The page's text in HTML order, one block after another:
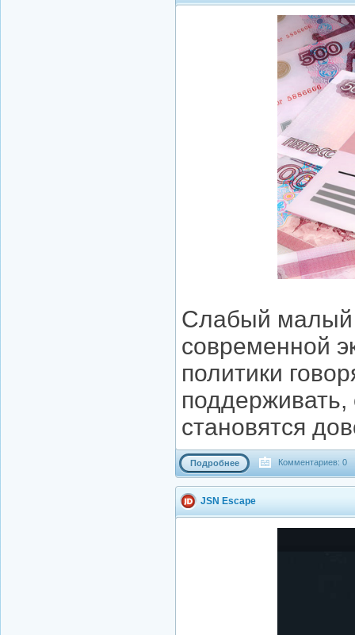
Слабый малый
современной
политики
становятся
Подробнее Комментариев: 0
JSN Escape